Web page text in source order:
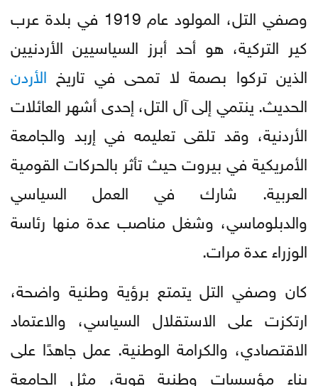
وصفي التل، المولود عام 1919 في بلدة عرب
كير التركية، هو أحد أبرز السياسيين الأردنيين
الذين تركوا بصمة لا تمحى في تاريخ الأردن
الحديث. ينتمي إلى آل التل، إحدى أشهر العائلات
الأردنية، وقد تلقى تعليمه في إربد والجامعة
الأمريكية في بيروت حيث تأثر بالحركات القومية
العربية. شارك في العمل السياسي
والدبلوماسي، وشغل مناصب عدة منها رئاسة
الوزراء عدة مرات.
كان وصفي التل يتمتع برؤية وطنية واضحة،
ارتكزت على الاستقلال السياسي، والاعتماد
الاقتصادي، والكرامة الوطنية. عمل جاهدًا على
بناء مؤسسات وطنية قوية، مثل الجامعة